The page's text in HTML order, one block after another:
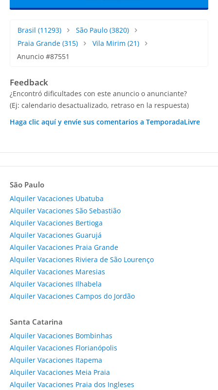
Brasil (11293) São Paulo(3820)
Praia Grande (315) Vila Mirim (21)
Anuncio #87551
Feedback
¿Encontró dificultades con este anuncio o anunciante?
(Ej: calendario desactualizado, retraso en la respuesta)
Haga clic aquí y envíe sus comentarios a TemporadaLivre
São Paulo
Alquiler Vacaciones Ubatuba
Alquiler Vacaciones São Sebastião
Alquiler Vacaciones Bertioga
Alquiler Vacaciones Guarujá
Alquiler Vacaciones Praia Grande
Alquiler Vacaciones Riviera de São Lourenço
Alquiler Vacaciones Maresias
Alquiler Vacaciones Ilhabela
Alquiler Vacaciones Campos do Jordão
Santa Catarina
Alquiler Vacaciones Bombinhas
Alquiler Vacaciones Florianópolis
Alquiler Vacaciones Itapema
Alquiler Vacaciones Meia Praia
Alquiler Vacaciones Praia dos Ingleses